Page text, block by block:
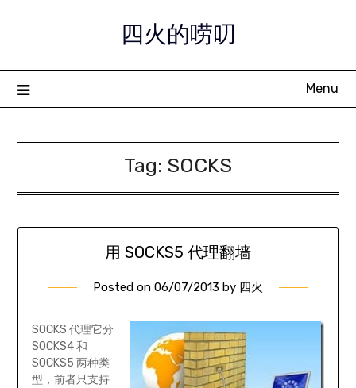
四火的唠叨
Menu
Tag: SOCKS
用 SOCKS5 代理翻墙
Posted on 06/07/2013 by 四火
SOCKS 代理它分
SOCKS4 和
SOCKS5 两种类
型，前者只支持